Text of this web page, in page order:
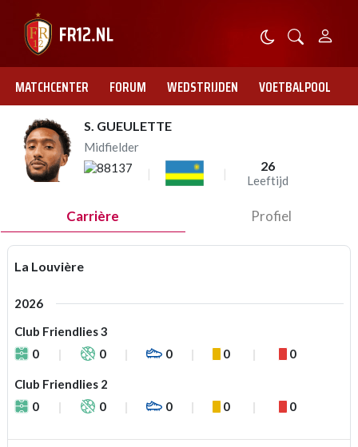
MATCHCENTER FORUM WEDSTRIJDEN VOETBALPOOL
S. GUEULETTE
Midfielder
26
Leeftijd
Carrière Profiel
La Louvière
2026
Club Friendlies 3
0
0 0 0 0
Club Friendlies 2
0
0 0 0 0